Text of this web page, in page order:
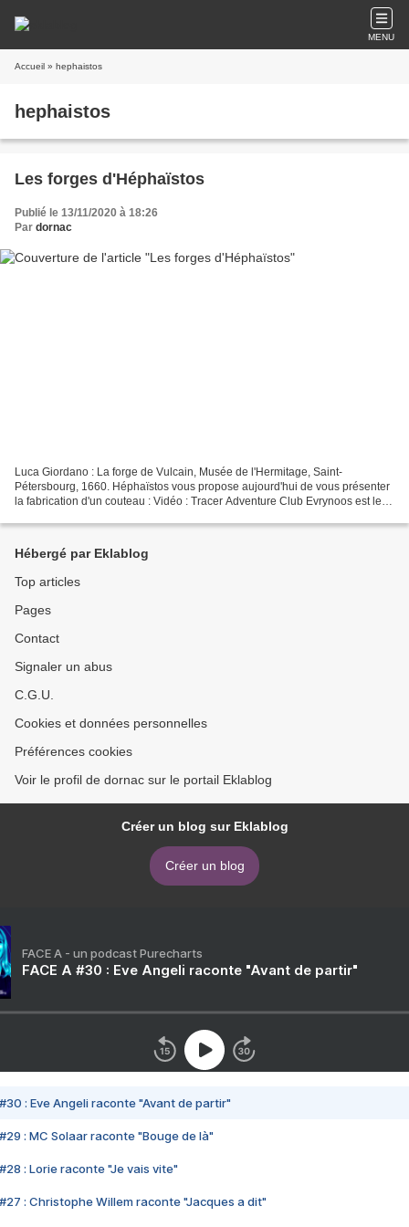
MENU
Accueil » hephaistos
hephaistos
Les forges d'Héphaïstos
Publié le 13/11/2020 à 18:26
Par dornac
Luca Giordano : La forge de Vulcain, Musée de l'Hermitage, Saint-
Pétersbourg, 1660. Héphaïstos vous propose aujourd'hui de vous présenter
la fabrication d'un couteau : Vidéo : Tracer Adventure Club Evrynoos est le
Hébergé par Eklablog
Top articles
Pages
Contact
Signaler un abus
C.G.U.
Cookies et données personnelles
Préférences cookies
Voir le profil de dornac sur le portail Eklablog
Créer un blog sur Eklablog
Créer un blog
FACE A - un podcast Purecharts
FACE A #30 : Eve Angeli raconte "Avant de partir"
#30 : Eve Angeli raconte "Avant de partir"
#29 : MC Solaar raconte "Bouge de là"
#28 : Lorie raconte "Je vais vite"
#27 : Christophe Willem raconte "Jacques a dit"